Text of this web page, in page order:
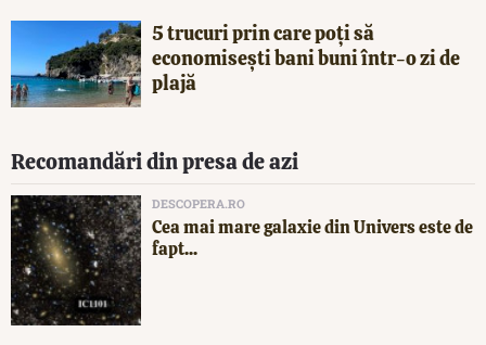
5 trucuri prin care poți să
economisești bani buni într-o zi de
plajă
Recomandări din presa de azi
DESCOPERA.RO
Cea mai mare galaxie din Univers este de
fapt...